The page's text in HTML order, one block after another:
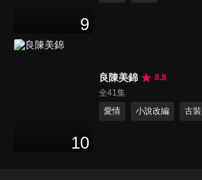
9
10
良陳美錦
8.8
全41集
愛情
小說改編 古裝